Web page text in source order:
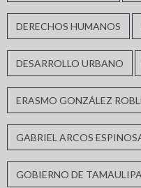
DERECHOS HUMANOS
DESARROLLO URBANO
ERASMO GONZÁLEZ
GABRIEL ARCOS
GOBIERNO DE